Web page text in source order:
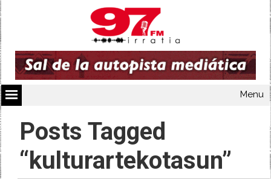
Menu
Posts Tagged
“kulturartekotasun”